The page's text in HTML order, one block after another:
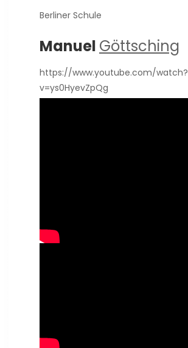
Berliner Schule
Manuel Göttsching
https://www.youtube.com/watch?
v=ys0HyevZpQg